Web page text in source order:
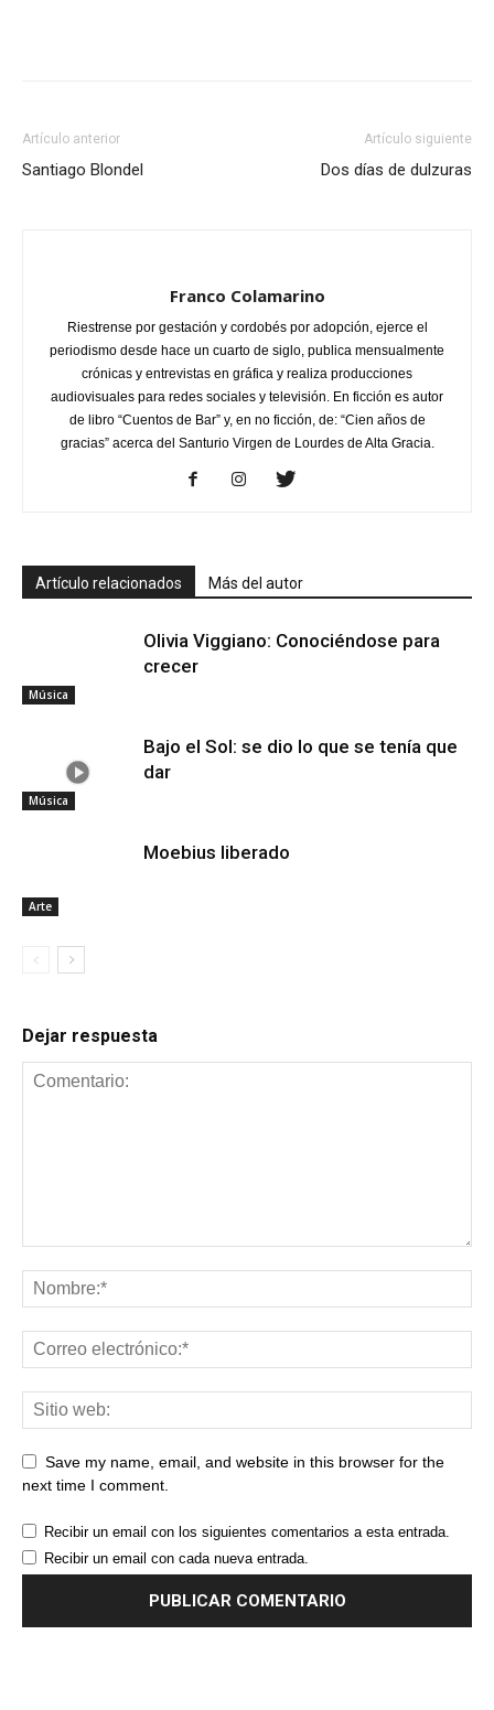
Artículo anterior
Santiago Blondel
Artículo siguiente
Dos días de dulzuras
Franco Colamarino
Riestrense por gestación y cordobés por adopción, ejerce el
periodismo desde hace un cuarto de siglo, publica mensualmente
crónicas y entrevistas en gráfica y realiza producciones
audiovisuales para redes sociales y televisión. En ficción es autor
de libro “Cuentos de Bar” y, en no ficción, de: “Cien años de
gracias” acerca del Santurio Virgen de Lourdes de Alta Gracia.
Artículo relacionados Más del autor
Música
Olivia Viggiano: Conociéndose para
crecer
Música
Bajo el Sol: se dio lo que se tenía que
dar
Arte
Moebius liberado
Dejar respuesta
Save my name, email, and website in this browser for the
next time I comment.
Recibir un email con los siguientes comentarios a esta entrada.
Recibir un email con cada nueva entrada.